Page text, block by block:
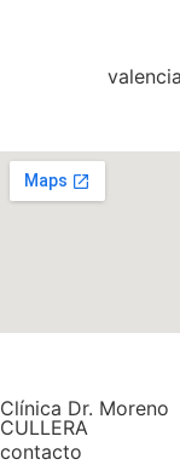
Clínica Dr. Moreno
CULLERA
contacto